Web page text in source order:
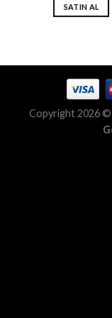
SATIN AL
Copyright 2026 ©